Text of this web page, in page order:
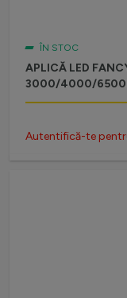
ÎN STOC
APLICĂ LED
3000/4000/
Autentifică-te